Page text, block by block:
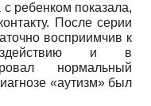
ребенком показала,
После серии
восприимчив к
воздействию и в
нормальный
«аутизм» был